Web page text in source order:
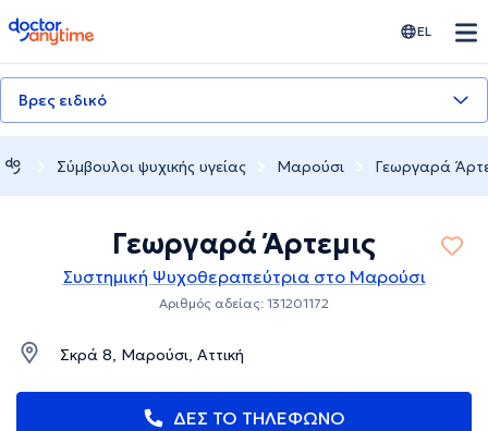
doctoranytime EL
Βρες ειδικό
Σύμβουλοι ψυχικής υγείας Μαρούσι Γεωργαρά
Γεωργαρά Άρτεμις
Συστημική Ψυχοθεραπεύτρια στο Μαρούσι
Αριθμός αδείας: 131201172
Σκρά 8, Μαρούσι, Αττική
ΔΕΣ ΤΟ ΤΗΛΕΦΩΝΟ